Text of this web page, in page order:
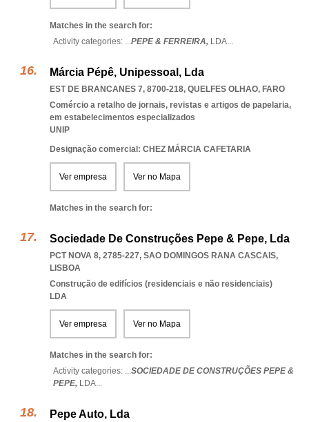
Matches in the search for:
Activity categories: ...PEPE & FERREIRA, LDA...
Márcia Pépê, Unipessoal, Lda
EST DE BRANCANES 7, 8700-218, QUELFES OLHAO, FARO
Comércio a retalho de jornais, revistas e artigos de papelaria,
em estabelecimentos especializados
UNIP
Designação comercial: CHEZ MÁRCIA CAFETARIA
Ver empresa Ver no Mapa
Matches in the search for:
Sociedade De Construções Pepe & Pepe, Lda
PCT NOVA 8, 2785-227, SAO DOMINGOS RANA CASCAIS,
LISBOA
Construção de edifícios (residenciais e não residenciais)
LDA
Ver empresa Ver no Mapa
Matches in the search for:
Activity categories: ...SOCIEDADE DE CONSTRUÇÕES PEPE &
PEPE, LDA...
Pepe Auto, Lda